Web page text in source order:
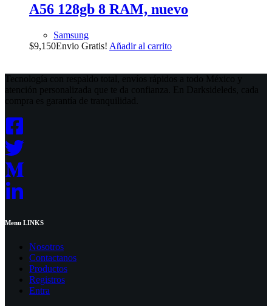
A56 128gb 8 RAM, nuevo
Samsung
$9,150Envio Gratis! Añadir al carrito
Tecnología con respaldo total, envíos rápidos a todo México y
atención personalizada que te da confianza. En Darksideleds, cada
compra es garantía de tranquilidad.
Menu LINKS
Nosotros
Contactanos
Productos
Registros
Entra